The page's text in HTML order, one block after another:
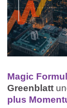
Magic
Greenblatt
plus